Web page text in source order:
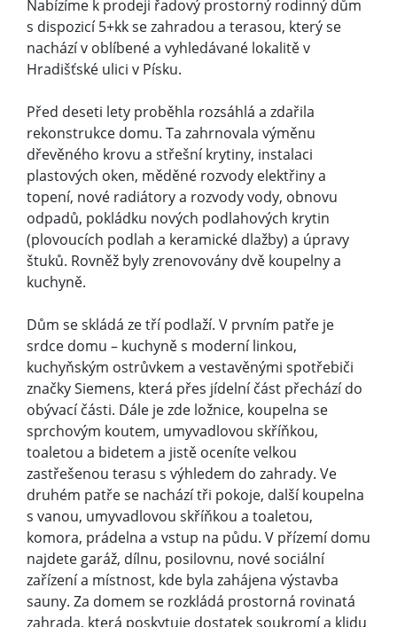
Nabízíme k prodeji řadový prostorný rodinný dům
s dispozicí 5+kk se zahradou a terasou, který se
nachází v oblíbené a vyhledávané lokalitě v
Hradišťské ulici v Písku.
Před deseti lety proběhla rozsáhlá a zdařila
rekonstrukce domu. Ta zahrnovala výměnu
dřevěného krovu a střešní krytiny, instalaci
plastových oken, měděné rozvody elektřiny a
topení, nové radiátory a rozvody vody, obnovu
odpadů, pokládku nových podlahových krytin
(plovoucích podlah a keramické dlažby) a úpravy
štuků. Rovněž byly zrenovovány dvě koupelny a
kuchyně.
Dům se skládá ze tří podlaží. V prvním patře je
srdce domu – kuchyně s moderní linkou,
kuchyňským ostrůvkem a vestavěnými spotřebiči
značky Siemens, která přes jídelní část přechází do
obývací části. Dále je zde ložnice, koupelna se
sprchovým koutem, umyvadlovou skříňkou,
toaletou a bidetem a jistě oceníte velkou
zastřešenou terasu s výhledem do zahrady. Ve
druhém patře se nachází tři pokoje, další koupelna
s vanou, umyvadlovou skříňkou a toaletou,
komora, prádelna a vstup na půdu. V přízemí domu
najdete garáž, dílnu, posilovnu, nové sociální
zařízení a místnost, kde byla zahájena výstavba
sauny. Za domem se rozkládá prostorná rovinatá
zahrada, která poskytuje dostatek soukromí a klidu